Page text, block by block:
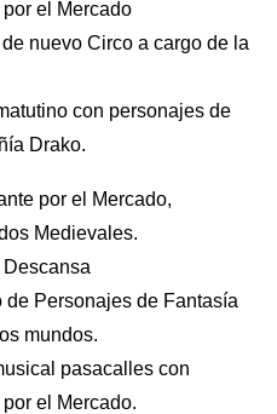
el Mercado
nuevo Circo a cargo de la
con personajes de
Drako.
por el Mercado,
Medievales.
de Personajes de Fantasía
mundos.
pasacalles con
el Mercado.